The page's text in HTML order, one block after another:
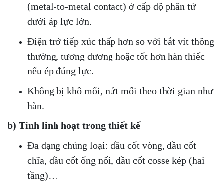
(metal-to-metal contact) ở cấp độ phân tử
dưới áp lực lớn.
Điện trở tiếp xúc thấp hơn so với bắt vít thông
thường, tương đương hoặc tốt hơn hàn thiếc
nếu ép đúng lực.
Không bị khô mối, nứt mối theo thời gian như
hàn.
b) Tính linh hoạt trong thiết kế
Đa dạng chủng loại: đầu cốt vòng, đầu cốt
chĩa, đầu cốt ống nối, đầu cốt cosse kép (hai
tầng)…